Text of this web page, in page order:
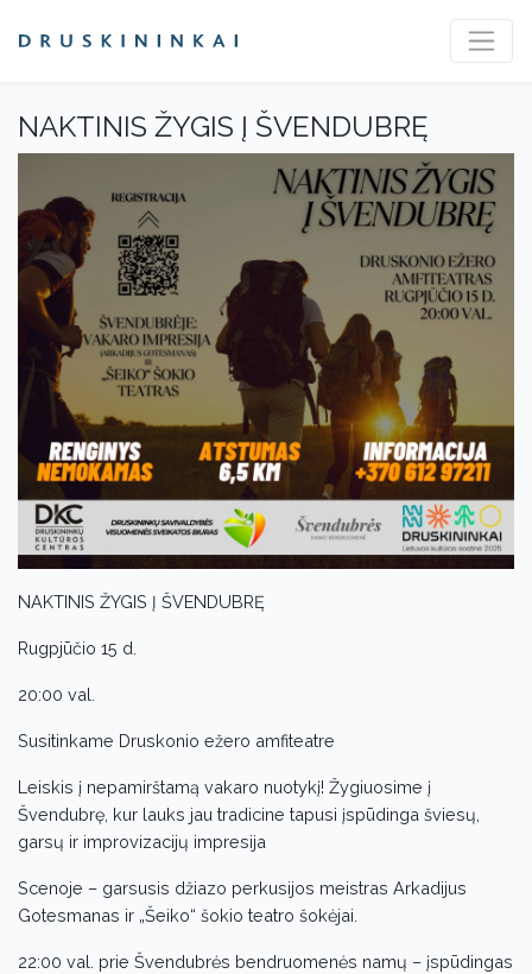
NAKTINIS ŽYGIS Į ŠVENDUBRĘ
NAKTINIS ŽYGIS Į ŠVENDUBRĘ
Rugpjūčio 15 d.
20:00 val.
Susitinkame Druskonio ežero amfiteatre
Leiskis į nepamirštamą vakaro nuotykį! Žygiuosime į
Švendubrę, kur lauks jau tradicine tapusi įspūdinga šviesų,
garsų ir improvizacijų impresija
Scenoje – garsusis džiazo perkusijos meistras Arkadijus
Gotesmanas ir „Šeiko“ šokio teatro šokėjai.
22:00 val. prie Švendubrės bendruomenės namų – įspūdingas